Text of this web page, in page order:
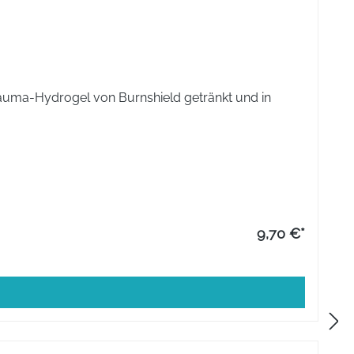
Hydrogel von Burnshield getränkt und in
9,70 €*